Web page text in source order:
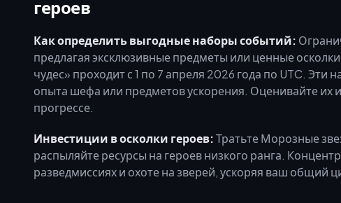
героев
Как определить выгодные наборы событий:
предлагая эксклюзивные предметы или ценные
чудес» проходит с 1 по 7 апреля 2026 года по UTC.
опыта шефа или предметов ускорения. Оценивайте их
прогрессе.
Инвестиции в осколки героев:Тратьте Морозные
распыляйте ресурсы на героев низкого ранга.
разведмиссиях и охоте на зверей, ускоряя ваш общий